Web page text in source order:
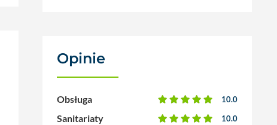
Opinie
Obsługa 10.0
Sanitariaty 10.0